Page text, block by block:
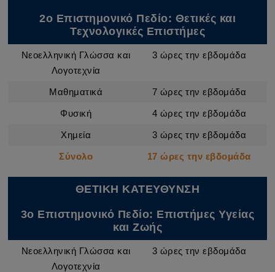
2ο Επιστημονικό Πεδίο: Θετικές και
Τεχνολογικές Επιστήμες
Νεοελληνική Γλώσσα και
Λογοτεχνία
3 ώρες την εβδομάδα
Μαθηματικά 7 ώρες την εβδομάδα
Φυσική 4 ώρες την εβδομάδα
Χημεία 3 ώρες την εβδομάδα
Σύνολο 17 ώρες την εβδομάδα
ΘΕΤΙΚΗ ΚΑΤΕΥΘΥΝΣΗ
3ο Επιστημονικό Πεδίο: Επιστήμες Υγείας
και Ζωής
Νεοελληνική Γλώσσα και
Λογοτεχνία
3 ώρες την εβδομάδα